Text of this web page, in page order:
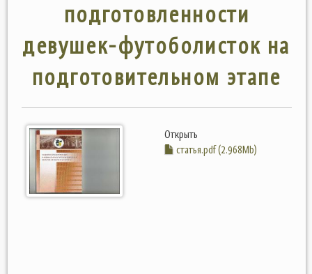
подготовленности
девушек-футоболисток на
подготовительном этапе
Открыть
статья.pdf (2.968Mb)